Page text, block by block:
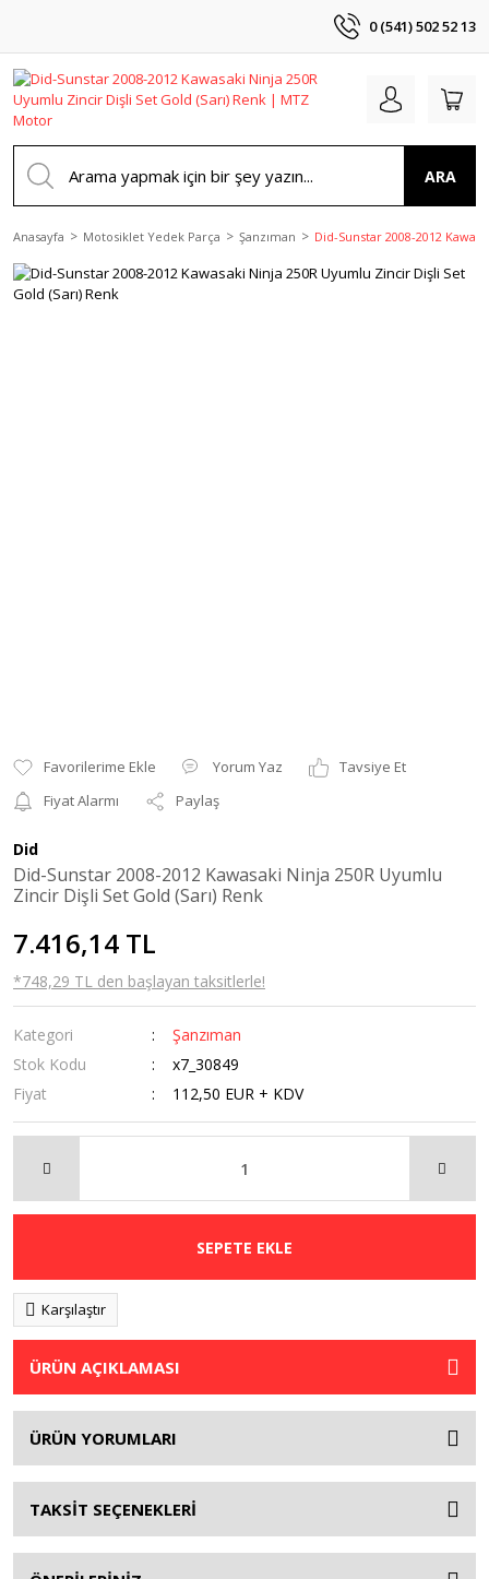
0 (541) 502 52 13
ARA
Anasayfa Motosiklet Yedek Parça Şanzıman Did-Sunstar 2008-2012
Yorum Yaz
Tavsiye Et
Fiyat Alarmı
Paylaş
Did
Did-Sunstar 2008-2012 Kawasaki Ninja 250R Uyumlu
Zincir Dişli Set Gold (Sarı) Renk
7.416,14 TL
*748,29 TL den başlayan taksitlerle!
Kategori
Şanzıman
Stok Kodu
x7_30849
Fiyat
112,50 EUR + KDV
SEPETE EKLE
Karşılaştır
ÜRÜN AÇIKLAMASI
ÜRÜN YORUMLARI
TAKSİT SEÇENEKLERİ